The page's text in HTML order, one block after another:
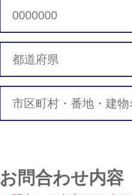
お問合わせ内容